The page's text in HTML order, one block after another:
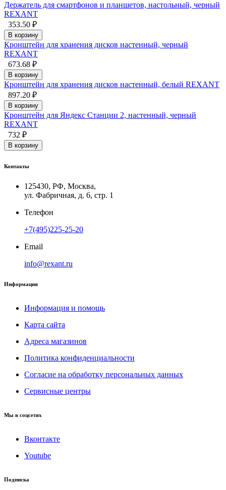
Держатель для смартфонов и планшетов, настольный, черный
REXANT
353.50 ₽
В корзину
Кронштейн для хранения дисков настенный, черный
REXANT
673.68 ₽
В корзину
Кронштейн для хранения дисков настенный, белый REXANT
897.20 ₽
В корзину
Кронштейн для Яндекс Станции 2, настенный, черный
REXANT
732 ₽
В корзину
Контакты
125430, РФ, Москва,
ул. Фабричная, д. 6, стр. 1
Телефон
+7(495)225-25-20
Email
info@rexant.ru
Информация
Информация и помощь
Карта сайта
Адреса магазинов
Политика конфиденциальности
Согласие на обработку персональных данных
Сервисные центры
Мы в соцсетях
Вконтакте
Youtube
Подписка